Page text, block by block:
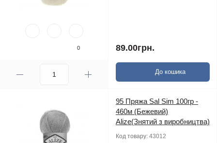
0 89.00грн.
До кошика
95 Пряжа Sal Sim 100гр -
460м (Бежевий)
Alize(Знятий з виробництва)
Код товару: 43012